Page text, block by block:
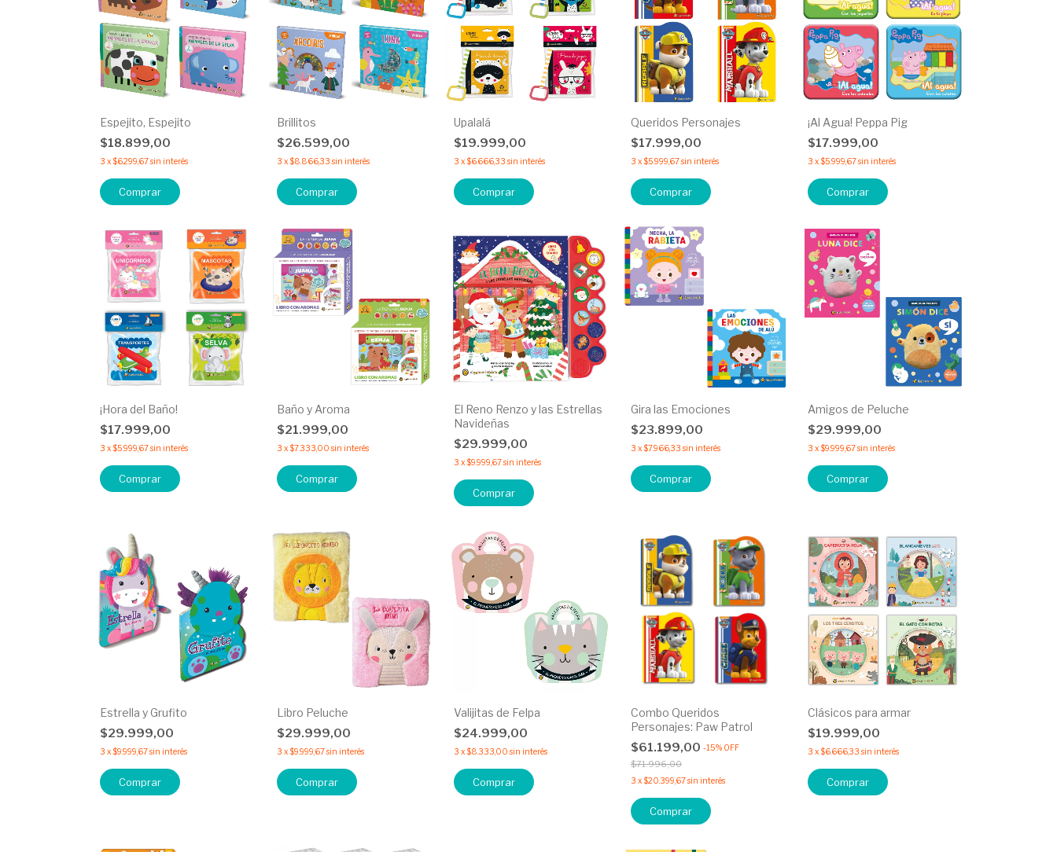
Espejito, Espejito
$18.899,00
3 x$6.299,67sin interés
Comprar
Brillitos
$26.599,00
3 x$8.866,33 sin interés
Comprar
Upalalá
$19.999,00
3 x$6.666,33 sin interés
Comprar
Queridos Personajes
$17.999,00
3 x$5.999,67sin interés
Comprar
¡Al Agua! Peppa Pig
$17.999,00
3 x$5.999,67sin interés
Comprar
¡Hora del Baño!
$17.999,00
3 x$5.999,67sin interés
Comprar
Baño y Aroma
$21.999,00
3 x$7.333,00 sin interés
Comprar
El Reno Renzo y las Estrellas
Navideñas
$29.999,00
3 x$9.999,67sin interés
Gira las Emociones
$23.899,00
3 x$7.966,33 sin interés
Comprar
Amigos de Peluche
$29.999,00
3 x$9.999,67sin interés
Comprar
Estrella y Grufito
$29.999,00
3 x$9.999,67sin interés
Comprar
Libro Peluche
$29.999,00
3 x$9.999,67sin interés
Comprar
Valijitas de Felpa
$24.999,00
3 x$8.333,00 sin interés
Comprar
Combo Queridos
Personajes: Paw Patrol
$61.199,00 -15% OFF
$71.996,00
3 x$20.399,67sin interés
Clásicos para armar
$19.999,00
3 x$6.666,33 sin interés
Comprar